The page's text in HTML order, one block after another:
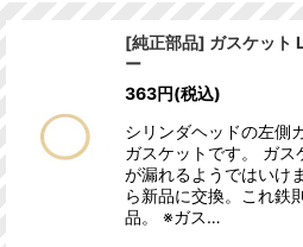
[純正部品] ガスケット
ー
363円(税込)
シリンダヘッドの左側
ガスケットです。 ガ
が漏れるようではいけ
ら新品に交換。これ鉄
品。 ※ガス…